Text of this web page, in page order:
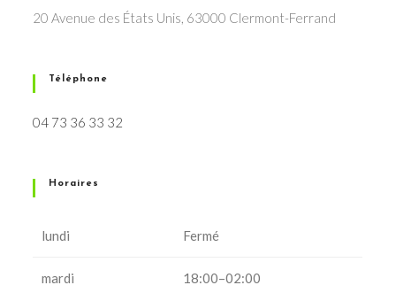
20 Avenue des États Unis, 63000 Clermont-Ferrand
Téléphone
04 73 36 33 32
Horaires
lundi Fermé
mardi 18:00–02:00